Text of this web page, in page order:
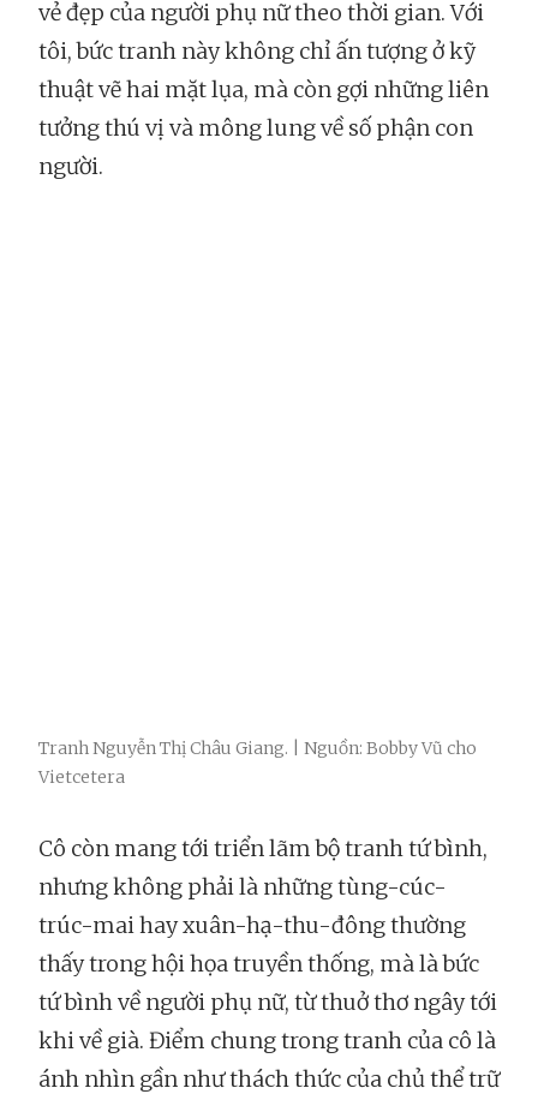
vẻ đẹp của người phụ nữ theo thời gian. Với
tôi, bức tranh này không chỉ ấn tượng ở kỹ
thuật vẽ hai mặt lụa, mà còn gợi những liên
tưởng thú vị và mông lung về số phận con
người.
Tranh Nguyễn Thị Châu Giang. | Nguồn: Bobby Vũ cho
Vietcetera
Cô còn mang tới triển lãm bộ tranh tứ bình,
nhưng không phải là những tùng-cúc-
trúc-mai hay xuân-hạ-thu-đông thường
thấy trong hội họa truyền thống, mà là bức
tứ bình về người phụ nữ, từ thuở thơ ngây tới
khi về già. Điểm chung trong tranh của cô là
ánh nhìn gần như thách thức của chủ thể trữ